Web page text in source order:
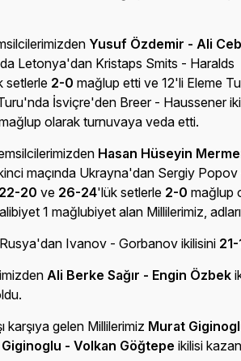
Yusuf Özdemir - Ali
Letonya'dan Kristaps Smits - Haralds
setlerle 2-0 mağlup etti ve 12'li Eleme
İsviçre'den Breer - Haussener
olarak turnuvaya veda etti.
Hasan Hüseyin
maçında Ukrayna'dan Sergiy Popov
22-20 ve 26-24'lük setlerle 2-0 mağlup
1 mağlubiyet alan Millilerimiz,
Rusya'dan Ivanov - Gorbanov ikilisini 21-
Ali Berke Sağır - Engin Özbek
gelen Millilerimiz Murat
- Volkan Göğtepe ikilisi